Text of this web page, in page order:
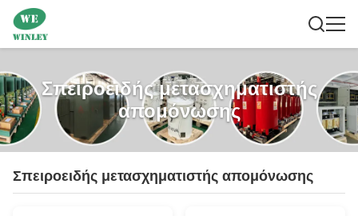
Σπειροειδής μετασχηματιστής
απομόνωσης
Σπειροειδής μετασχηματιστής απομόνωσης